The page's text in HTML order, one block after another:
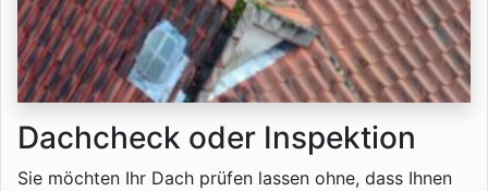
Dachcheck oder Inspektion
Sie möchten Ihr Dach prüfen lassen ohne, dass Ihnen